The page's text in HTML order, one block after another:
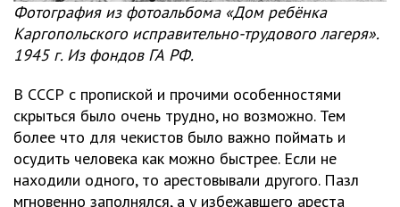
Фотография из фотоальбома «Дом ребёнка
Каргопольского исправительно-трудового лагеря».
1945 г. Из фондов ГА РФ.
В СССР с пропиской и прочими особенностями
скрыться было очень трудно, но возможно. Тем
более что для чекистов было важно поймать и
осудить человека как можно быстрее. Если не
находили одного, то арестовывали другого. Пазл
мгновенно заполнялся, а у избежавшего ареста